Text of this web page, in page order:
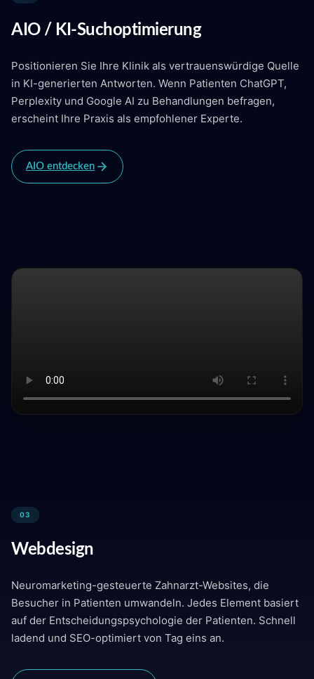
AIO / KI-Suchoptimierung
Positionieren Sie Ihre Klinik als vertrauenswürdige Quelle
in KI-generierten Antworten. Wenn Patienten ChatGPT,
Perplexity und Google AI zu Behandlungen befragen,
erscheint Ihre Praxis als empfohlener Experte.
AIO entdecken
03
Webdesign
Neuromarketing-gesteuerte Zahnarzt-Websites, die
Besucher in Patienten umwandeln. Jedes Element basiert
auf der Entscheidungspsychologie der Patienten. Schnell
ladend und SEO-optimiert von Tag eins an.